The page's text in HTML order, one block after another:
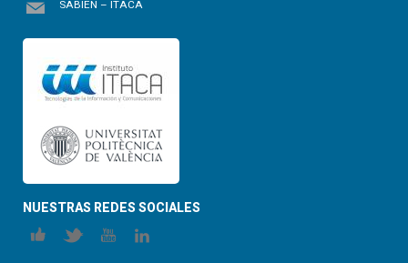
SABIEN – ITACA
NUESTRAS REDES SOCIALES